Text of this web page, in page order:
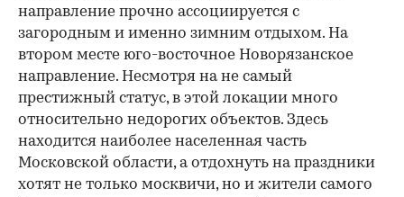
направление прочно ассоциируется с
загородным и именно зимним отдыхом. На
втором месте юго-восточное Новорязанское
направление. Несмотря на не самый
престижный статус, в этой локации много
относительно недорогих объектов. Здесь
находится наиболее населенная часть
Московской области, а отдохнуть на праздники
хотят не только москвичи, но и жители самого